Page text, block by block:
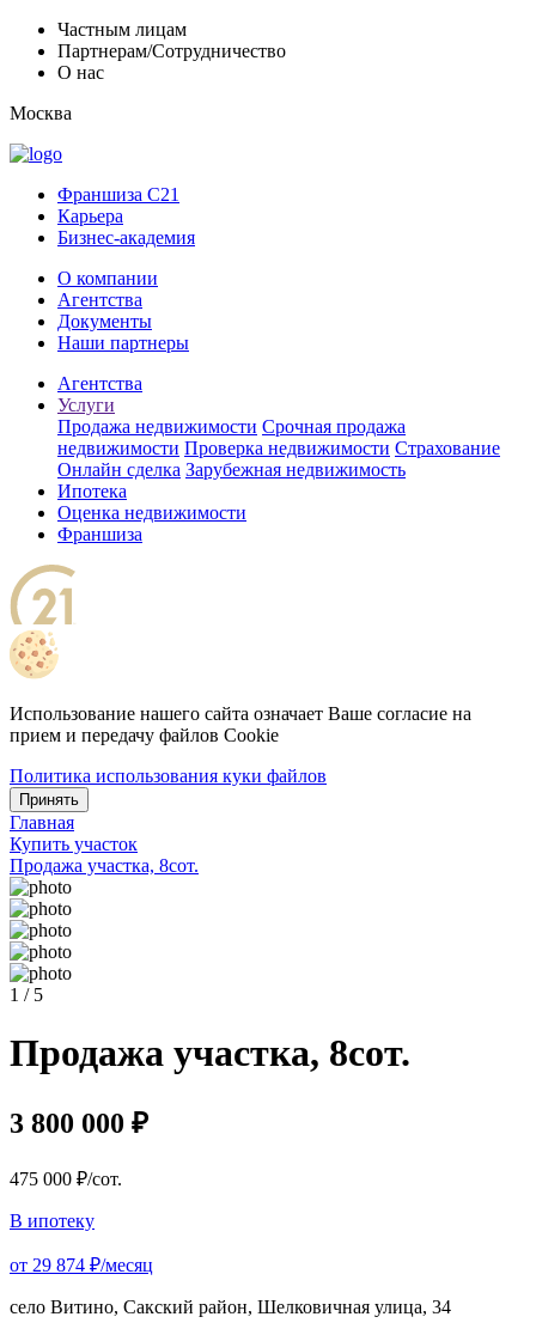
Частным лицам
Партнерам/Сотрудничество
О нас
Москва
Франшиза C21
Карьера
Бизнес-академия
О компании
Агентства
Документы
Наши партнеры
Агентства
Услуги
Продажа недвижимости Срочная продажа
недвижимости Проверка недвижимости Страхование
Онлайн сделка Зарубежная недвижимость
Ипотека
Оценка недвижимости
Франшиза
Использование нашего сайта означает Ваше согласие на
прием и передачу файлов Cookie
Политика использования куки файлов
Принять
Главная
Купить участок
Продажа участка, 8сот.
1 / 5
Продажа участка, 8сот.
3 800 000 ₽
475 000 ₽/сот.
В ипотеку
от 29 874 ₽/месяц
село Витино, Сакский район, Шелковичная улица, 34